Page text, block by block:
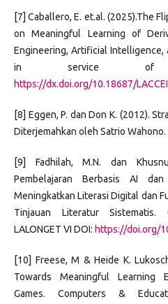
[7] Caballero, E. et.al. (2025).The
on Meaningful Learning of
Engineering, Artificial Intelligence,
in service of
https://dx.doi.org/10.18687/
[8] Eggen, P. dan Don K. (2012).
Diterjemahkan oleh Satrio Wahono.
[9] Fadhilah, M.N. dan
Pembelajaran Berbasis AI
Meningkatkan Literasi Digital dan
Tinjauan Literatur Sistematis.
LALONGET VI DOI: https://doi.org/
[10] Freese, M & Heide K.
Towards Meaningful Learning
Games. Computers &